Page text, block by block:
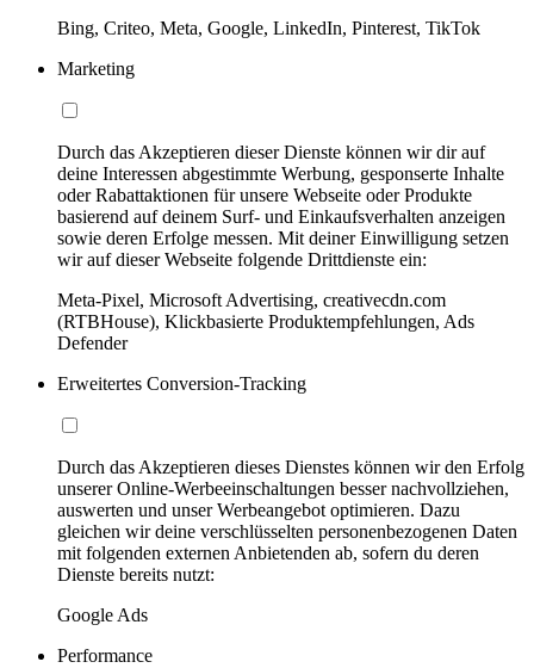
Bing, Criteo, Meta, Google, LinkedIn, Pinterest, TikTok
Marketing
Durch das Akzeptieren dieser Dienste können wir dir auf
deine Interessen abgestimmte Werbung, gesponserte Inhalte
oder Rabattaktionen für unsere Webseite oder Produkte
basierend auf deinem Surf- und Einkaufsverhalten anzeigen
sowie deren Erfolge messen. Mit deiner Einwilligung setzen
wir auf dieser Webseite folgende Drittdienste ein:
Meta-Pixel, Microsoft Advertising, creativecdn.com
(RTBHouse), Klickbasierte Produktempfehlungen, Ads
Defender
Erweitertes Conversion-Tracking
Durch das Akzeptieren dieses Dienstes können wir den Erfolg
unserer Online-Werbeeinschaltungen besser nachvollziehen,
auswerten und unser Werbeangebot optimieren. Dazu
gleichen wir deine verschlüsselten personenbezogenen Daten
mit folgenden externen Anbietenden ab, sofern du deren
Dienste bereits nutzt:
Google Ads
Performance